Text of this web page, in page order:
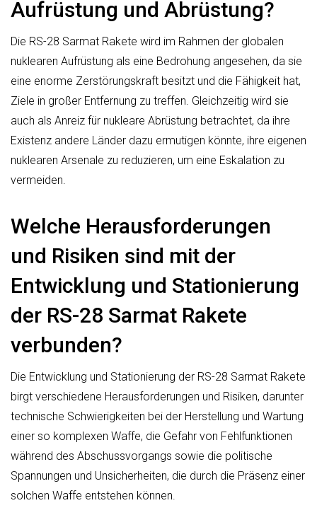
Aufrüstung und Abrüstung?
Die RS-28 Sarmat Rakete wird im Rahmen der globalen
nuklearen Aufrüstung als eine Bedrohung angesehen, da sie
eine enorme Zerstörungskraft besitzt und die Fähigkeit hat,
Ziele in großer Entfernung zu treffen. Gleichzeitig wird sie
auch als Anreiz für nukleare Abrüstung betrachtet, da ihre
Existenz andere Länder dazu ermutigen könnte, ihre eigenen
nuklearen Arsenale zu reduzieren, um eine Eskalation zu
vermeiden.
Welche Herausforderungen
und Risiken sind mit der
Entwicklung und Stationierung
der RS-28 Sarmat Rakete
verbunden?
Die Entwicklung und Stationierung der RS-28 Sarmat Rakete
birgt verschiedene Herausforderungen und Risiken, darunter
technische Schwierigkeiten bei der Herstellung und Wartung
einer so komplexen Waffe, die Gefahr von Fehlfunktionen
während des Abschussvorgangs sowie die politische
Spannungen und Unsicherheiten, die durch die Präsenz einer
solchen Waffe entstehen können.